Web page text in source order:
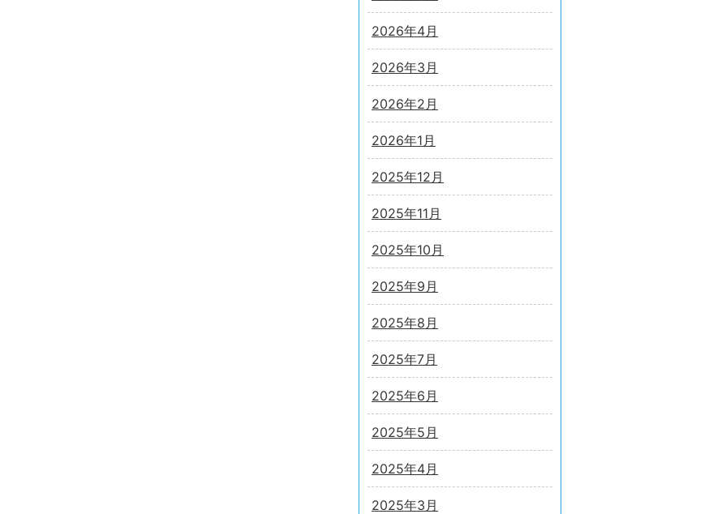
2026年4月
2026年3月
2026年2月
2026年1月
2025年12月
2025年11月
2025年10月
2025年9月
2025年8月
2025年7月
2025年6月
2025年5月
2025年4月
2025年3月